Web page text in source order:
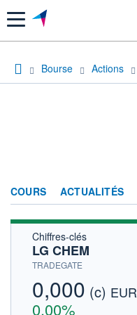
Menu
Bourse Actions
COURS ACTUALITÉS
Chiffres-clés
LG CHEM
TRADEGATE
0,000 (c) EUR
0,00%